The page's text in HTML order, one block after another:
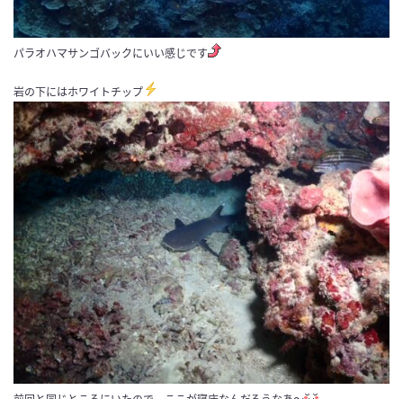
パラオハマサンゴバックにいい感じです
岩の下にはホワイトチップ